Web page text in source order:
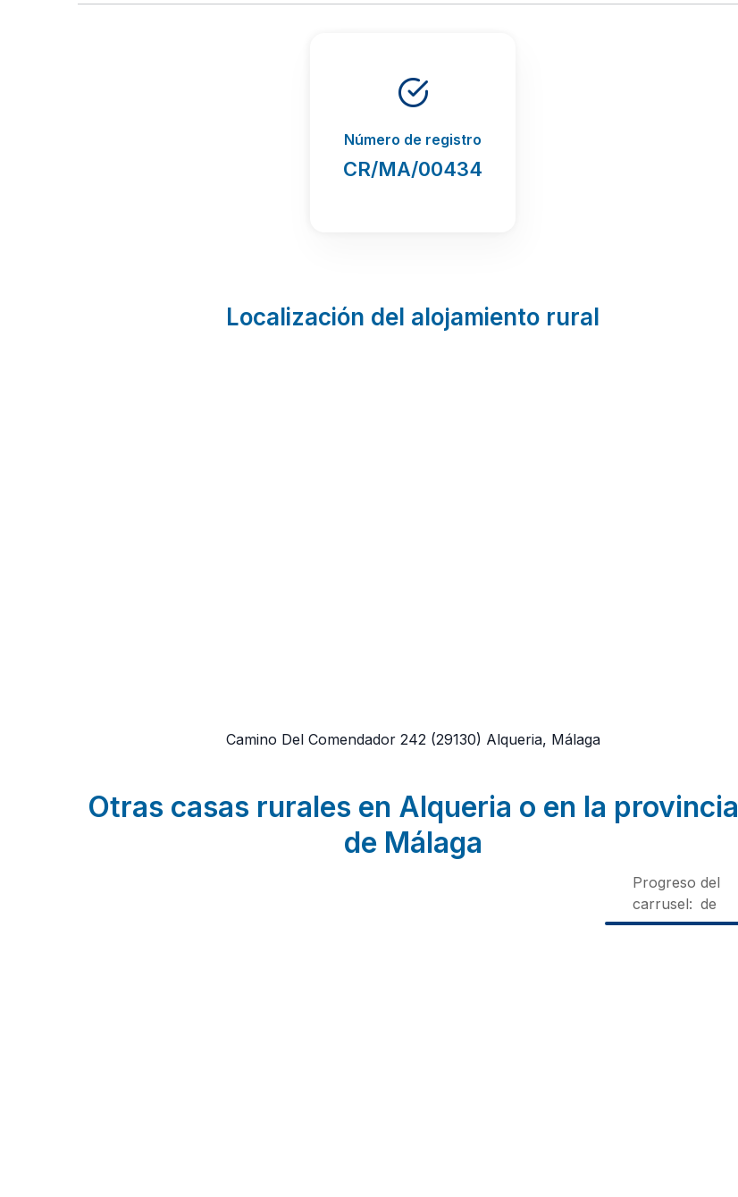
Número de registro
CR/MA/00434
Localización del alojamiento rural
Camino Del Comendador 242 (29130) Alqueria, Málaga
Otras casas rurales en Alqueria o en la provincia
de Málaga
Progreso del
carrusel: de